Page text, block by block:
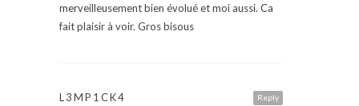
merveilleusement bien évolué et moi aussi. Ca
fait plaisir à voir. Gros bisous
Reply
L3MP1CK4